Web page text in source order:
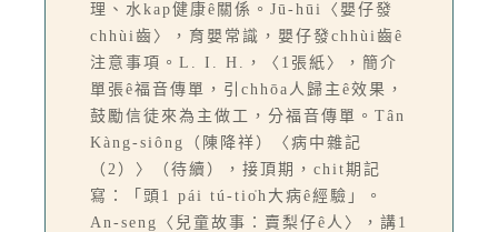
理、水kap健康ê關係。Jū-hūi〈嬰仔發
chhùi齒〉，育嬰常識，嬰仔發chhùi齒ê
注意事項。L. I. H.，〈1張紙〉，簡介
單張ê福音傳單，引chhōa人歸主ê效果，
鼓勵信徒來為主做工，分福音傳單。Tân
Kàng-siông（陳降祥）〈病中雜記
（2）〉（待續），接頂期，chit期記
寫：「頭1 pái tú-tio̍h大病ê經驗」。
An-seng〈兒童故事：賣梨仔ê人〉，講1